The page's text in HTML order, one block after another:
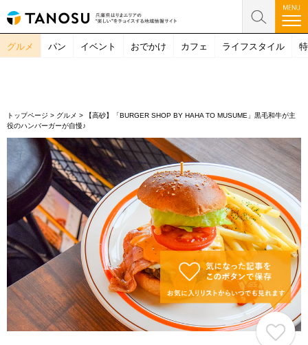
グルメ パン イベント おでかけ カフェ ライフスタイル
トップページ > グルメ >
【高砂】「BURGER SHOP BY HAHA TO MUSUME」黒毛和牛が主
役のハンバーガーが自慢♪